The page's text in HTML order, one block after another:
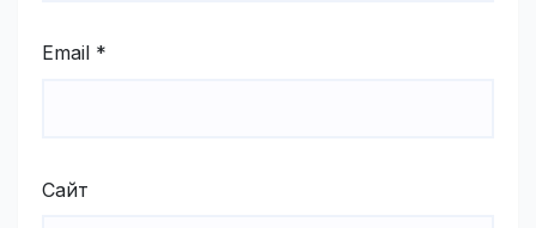
Email *
Сайт